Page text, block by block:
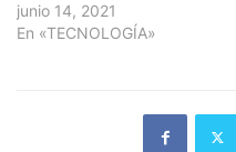
junio 14, 2021
En «TECNOLOGÍA»